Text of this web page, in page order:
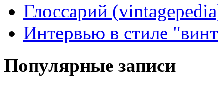
Глоссарий
Интервью в стиле
Популярные записи